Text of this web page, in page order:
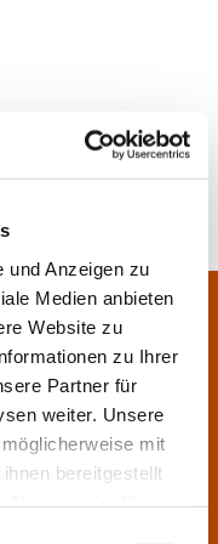
und Anzeigen zu
Medien anbieten
Website zu
zu Ihrer
Partner für
weiter. Unsere
mit
bereitgestellt
am Main
fulda.de